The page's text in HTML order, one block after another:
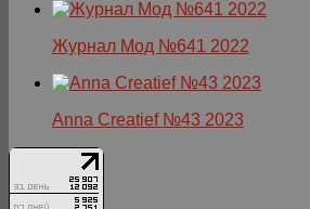
Журнал Мод №641 2022
Anna Creatief №43 2023